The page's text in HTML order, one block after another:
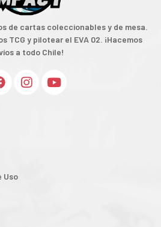
de cartas coleccionables y de mesa.
TCG y pilotear el EVA 02. ¡Hacemos
a todo Chile!
Uso